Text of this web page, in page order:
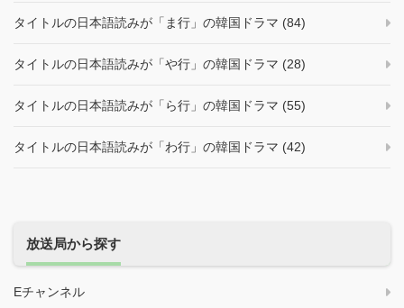
タイトルの日本語読みが「ま行」の韓国ドラマ (84)
タイトルの日本語読みが「や行」の韓国ドラマ (28)
タイトルの日本語読みが「ら行」の韓国ドラマ (55)
タイトルの日本語読みが「わ行」の韓国ドラマ (42)
放送局から探す
Eチャンネル